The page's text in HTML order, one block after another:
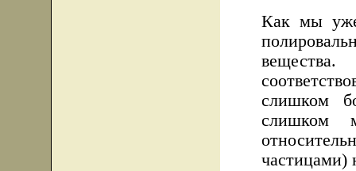
Как мы уже
слишком
слишком
частицами)